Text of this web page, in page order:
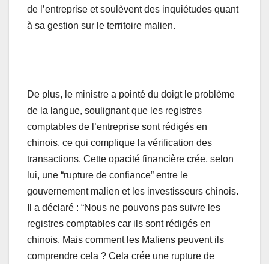
de l’entreprise et soulèvent des inquiétudes quant
à sa gestion sur le territoire malien.
De plus, le ministre a pointé du doigt le problème
de la langue, soulignant que les registres
comptables de l’entreprise sont rédigés en
chinois, ce qui complique la vérification des
transactions. Cette opacité financière crée, selon
lui, une “rupture de confiance” entre le
gouvernement malien et les investisseurs chinois.
Il a déclaré : “Nous ne pouvons pas suivre les
registres comptables car ils sont rédigés en
chinois. Mais comment les Maliens peuvent ils
comprendre cela ? Cela crée une rupture de